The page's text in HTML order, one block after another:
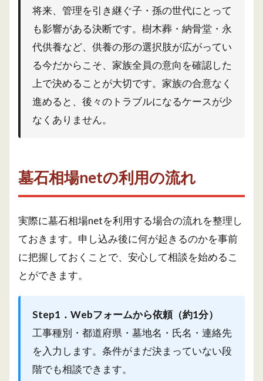
将来、管理を引き継ぐ子・孫の世代にとって
も影響がある決断です。樹木葬・納骨堂・永
代供養など、供養の形の選択肢が広がってい
る今だからこそ、家族全員の意向を確認した
上で決めることが大切です。家族の合意なく
進めると、後々のトラブルになるケースが少
なくありません。
墓石相場netの利用の流れ
実際に墓石相場netを利用する場合の流れを整理し
ておきます。申し込み後に何が起きるのかを事前
に把握しておくことで、安心して相談を始めるこ
とができます。
Step1．Webフォームから依頼（約1分）
工事種別・都道府県・墓地名・氏名・連絡先
を入力します。条件がまだ決まっていない段
階でも相談できます。